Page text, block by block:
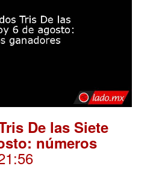
De las Siete
números